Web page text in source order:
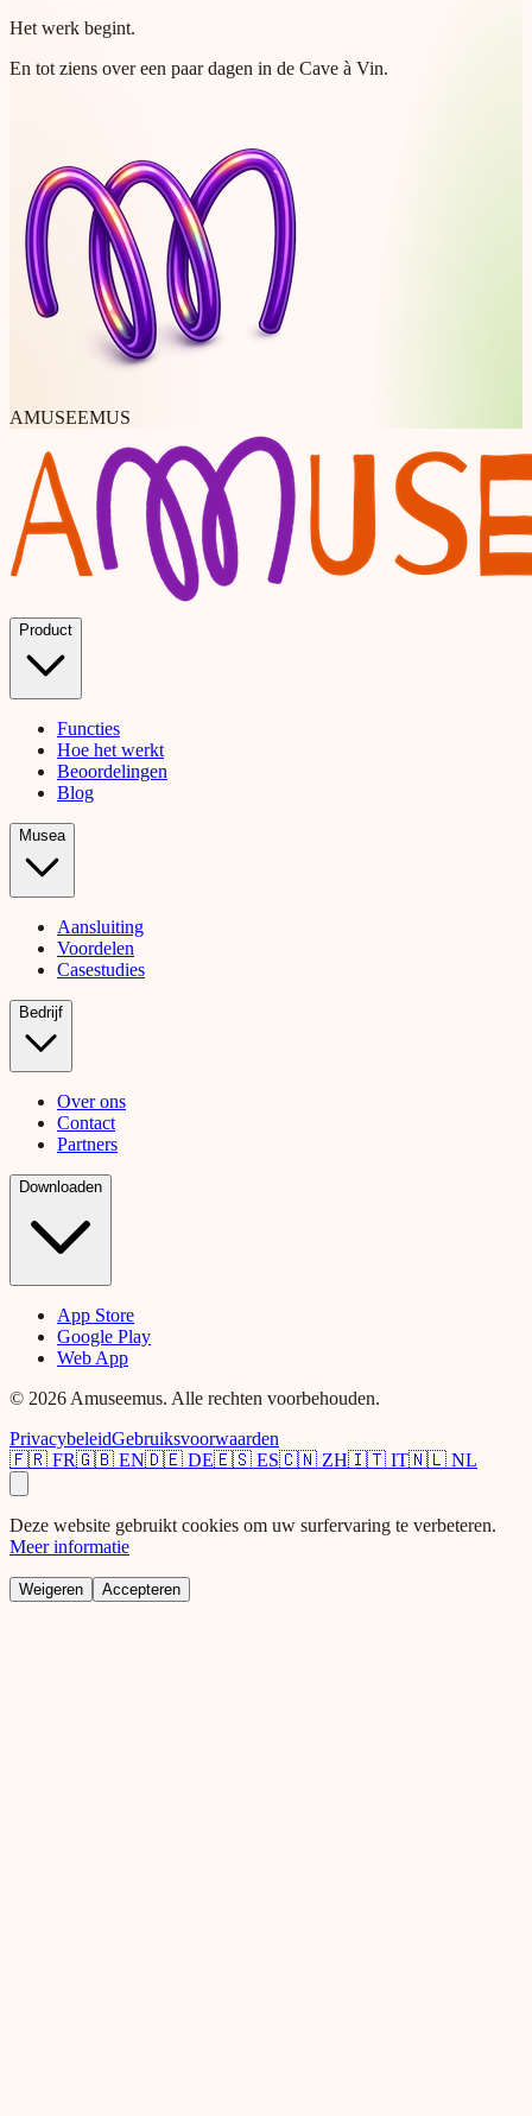
Het werk begint.
En tot ziens over een paar dagen in de Cave à Vin.
AMUSEEMUS
Product
Functies
Hoe het werkt
Beoordelingen
Blog
Musea
Aansluiting
Voordelen
Casestudies
Bedrijf
Over ons
Contact
Partners
Downloaden
App Store
Google Play
Web App
© 2026 Amuseemus. Alle rechten voorbehouden.
PrivacybeleidGebruiksvoorwaarden
🇫🇷 FR🇬🇧 EN🇩🇪 DE🇪🇸 ES🇨🇳 ZH🇮🇹 IT🇳🇱 NL
Deze website gebruikt cookies om uw surfervaring te verbeteren.
Meer informatie
Weigeren Accepteren